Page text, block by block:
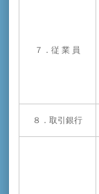
７．従 業 員
８．取引銀行